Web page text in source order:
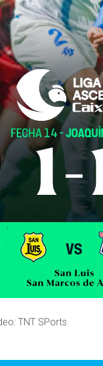
TNT SPorts